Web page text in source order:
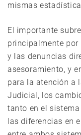
mismas
El importante
principalmente
y las denuncias
asesoramiento, y
para la atención a
Judicial, los
tanto en el
las diferencias en